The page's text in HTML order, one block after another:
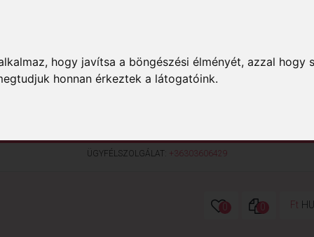
hogy javítsa a böngészési élményét, azzal
honnan érkeztek a látogatóink.
ÜGYFÉLSZOLGÁLAT: +36303606429
0 0 Ft